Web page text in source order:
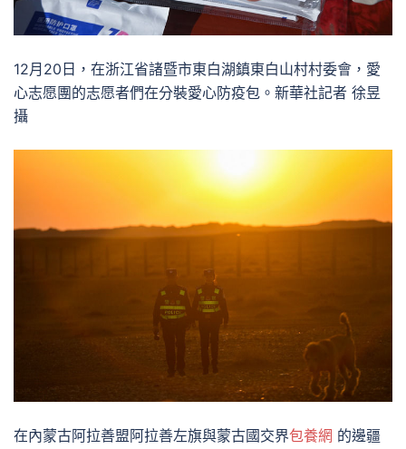
12月20日，在浙江省諸暨市東白湖鎮東白山村村委會，愛
心志愿團的志愿者們在分裝愛心防疫包。新華社記者 徐昱
攝
在內蒙古阿拉善盟阿拉善左旗與蒙古國交界包養網 的邊疆